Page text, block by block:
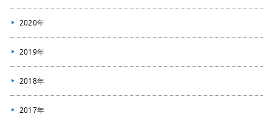
2020年
2019年
2018年
2017年